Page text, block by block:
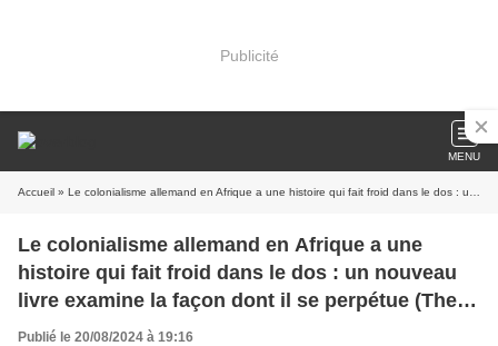
Publicité
MENU
Accueil » Le colonialisme allemand en Afrique a une histoire qui fait froid dans le dos : un nouveau livre examine la façon dont il se perpétue (The Conversation)
Le colonialisme allemand en Afrique a une
histoire qui fait froid dans le dos : un nouveau
livre examine la façon dont il se perpétue (The
Conversation)
Publié le 20/08/2024 à 19:16